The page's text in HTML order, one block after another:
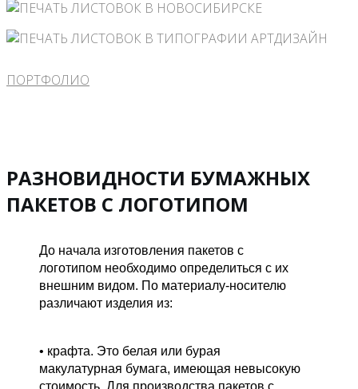
ПОРТФОЛИО
РАЗНОВИДНОСТИ БУМАЖНЫХ
ПАКЕТОВ С ЛОГОТИПОМ
До начала изготовления пакетов с
логотипом необходимо определиться с их
внешним видом. По материалу-носителю
различают изделия из:
• крафта. Это белая или бурая
макулатурная бумага, имеющая невысокую
стоимость. Для производства пакетов с